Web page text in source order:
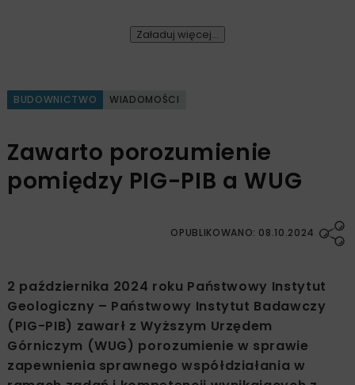
Załaduj więcej...
BUDOWNICTWO WIADOMOŚCI
Zawarto porozumienie
pomiędzy PIG-PIB a WUG
OPUBLIKOWANO: 08.10.2024
2 października 2024 roku Państwowy Instytut
Geologiczny – Państwowy Instytut Badawczy
(PIG-PIB) zawarł z Wyższym Urzędem
Górniczym (WUG) porozumienie w sprawie
zapewnienia sprawnego współdziałania w